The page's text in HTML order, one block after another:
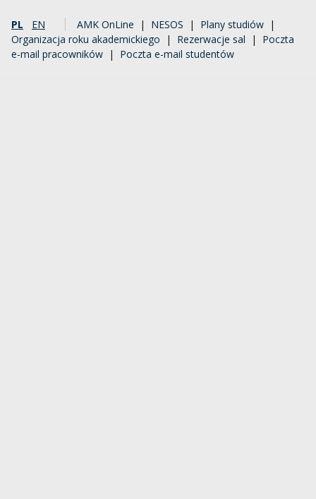
PL EN AMK OnLine | NESOS | Plany studiów |
Organizacja roku akademickiego | Rezerwacje sal | Poczta
e-mail pracowników | Poczta e-mail studentów